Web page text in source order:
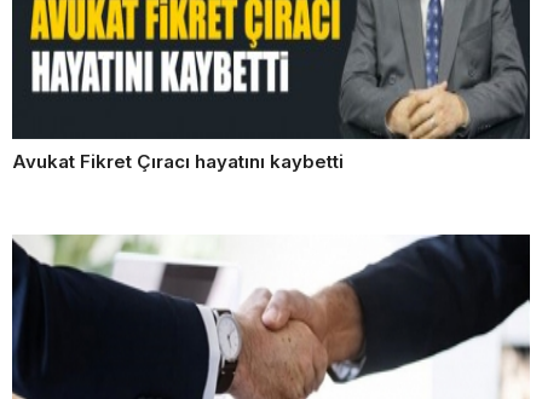
Avukat Fikret Çıracı hayatını kaybetti